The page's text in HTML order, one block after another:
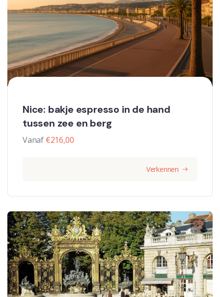
Nice: bakje espresso in de hand
tussen zee en berg
Vanaf €216,00
Verkennen